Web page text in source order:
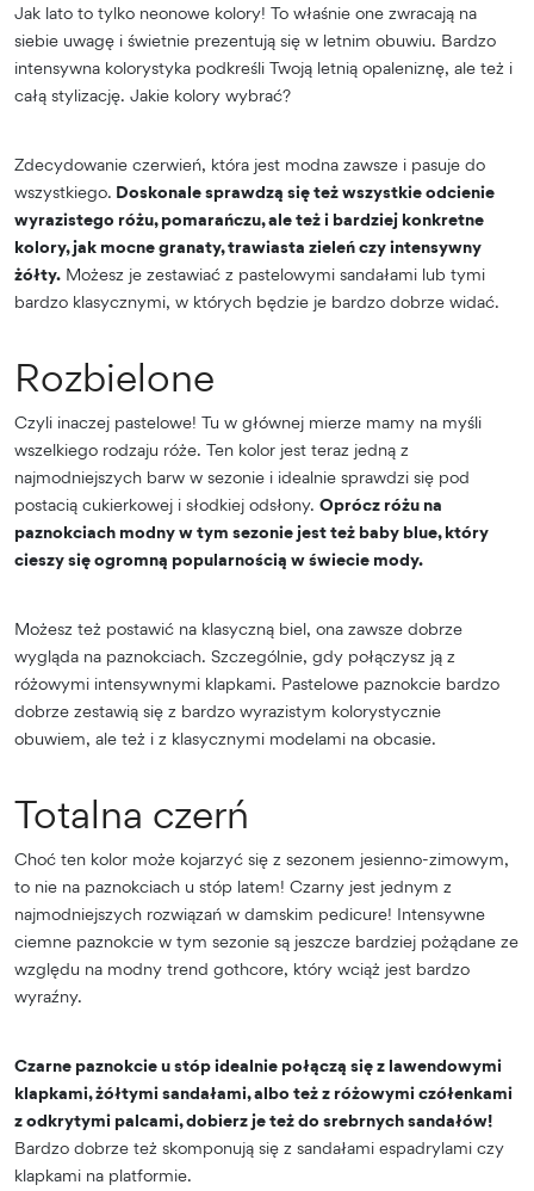
Jak lato to tylko neonowe kolory! To właśnie one zwracają na
siebie uwagę i świetnie prezentują się w letnim obuwiu. Bardzo
intensywna kolorystyka podkreśli Twoją letnią opaleniznę, ale też i
całą stylizację. Jakie kolory wybrać?
Zdecydowanie czerwień, która jest modna zawsze i pasuje do
wszystkiego. Doskonale sprawdzą się też wszystkie odcienie
wyrazistego różu, pomarańczu, ale też i bardziej konkretne
kolory, jak mocne granaty, trawiasta zieleń czy intensywny
żółty. Możesz je zestawiać z pastelowymi sandałami lub tymi
bardzo klasycznymi, w których będzie je bardzo dobrze widać.
Rozbielone
Czyli inaczej pastelowe! Tu w głównej mierze mamy na myśli
wszelkiego rodzaju róże. Ten kolor jest teraz jedną z
najmodniejszych barw w sezonie i idealnie sprawdzi się pod
postacią cukierkowej i słodkiej odsłony. Oprócz różu na
paznokciach modny w tym sezonie jest też baby blue, który
cieszy się ogromną popularnością w świecie mody.
Możesz też postawić na klasyczną biel, ona zawsze dobrze
wygląda na paznokciach. Szczególnie, gdy połączysz ją z
różowymi intensywnymi klapkami. Pastelowe paznokcie bardzo
dobrze zestawią się z bardzo wyrazistym kolorystycznie
obuwiem, ale też i z klasycznymi modelami na obcasie.
Totalna czerń
Choć ten kolor może kojarzyć się z sezonem jesienno-zimowym,
to nie na paznokciach u stóp latem! Czarny jest jednym z
najmodniejszych rozwiązań w damskim pedicure! Intensywne
ciemne paznokcie w tym sezonie są jeszcze bardziej pożądane ze
względu na modny trend gothcore, który wciąż jest bardzo
wyraźny.
Czarne paznokcie u stóp idealnie połączą się z lawendowymi
klapkami, żółtymi sandałami, albo też z różowymi czółenkami
z odkrytymi palcami, dobierz je też do srebrnych sandałów!
Bardzo dobrze też skomponują się z sandałami espadrylami czy
klapkami na platformie.